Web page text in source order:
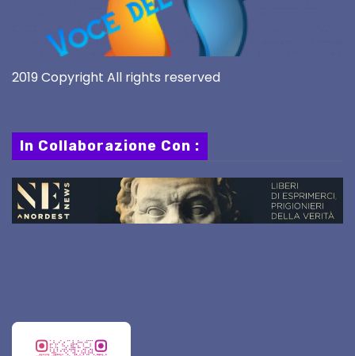
2019 Copyright All rights reserved
In Collaborazione Con :